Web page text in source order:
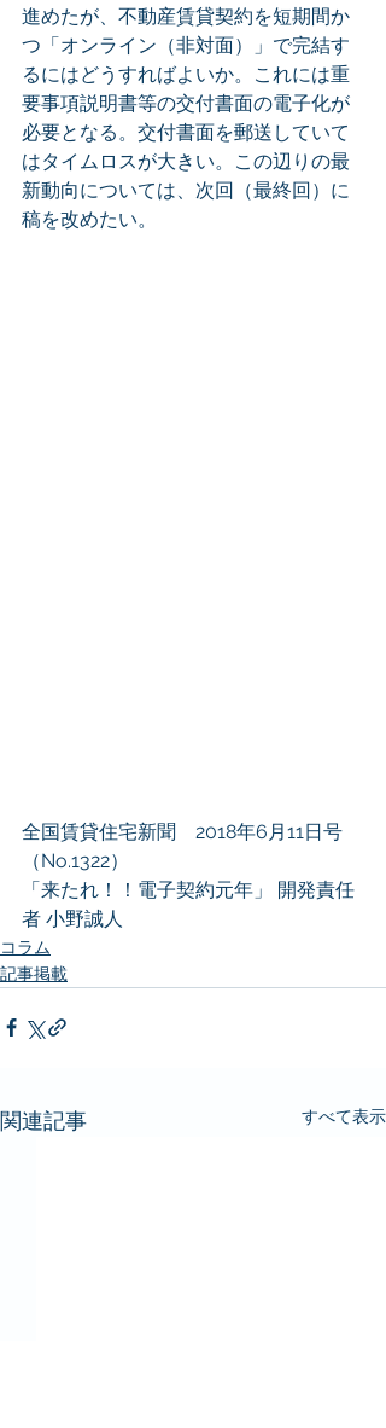
進めたが、不動産賃貸契約を短期間か
つ「オンライン（非対面）」で完結す
るにはどうすればよいか。これには重
要事項説明書等の交付書面の電子化が
必要となる。交付書面を郵送していて
はタイムロスが大きい。この辺りの最
新動向については、次回（最終回）に
稿を改めたい。
全国賃貸住宅新聞　2018年6月11日号
（No.1322）
「来たれ！！電子契約元年」 開発責任
者 小野誠人
コラム
記事掲載
関連記事 すべて表示